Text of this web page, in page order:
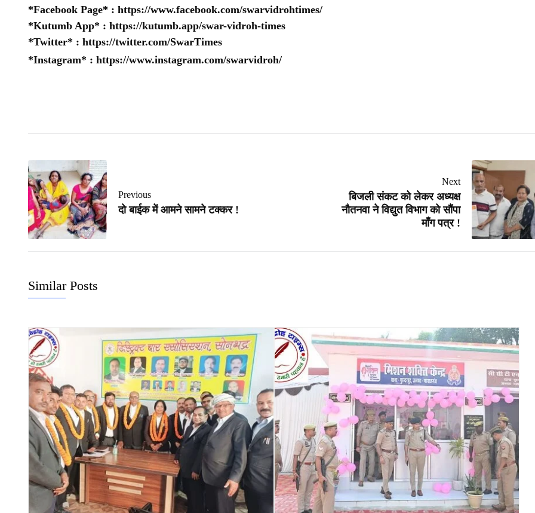
*Facebook Page* : https://www.facebook.com/swarvidrohtimes/
*Kutumb App* : https://kutumb.app/swar-vidroh-times
*Twitter* : https://twitter.com/SwarTimes
*Instagram* : https://www.instagram.com/swarvidroh/
Previous
दो बाईक में आमने सामने टक्कर !
Next
बिजली संकट को लेकर अध्यक्ष
नौतनवा ने विद्युत विभाग को सौंपा
माँग पत्र !
Similar Posts